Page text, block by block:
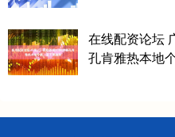
在线配资论坛
孔肯雅热本地